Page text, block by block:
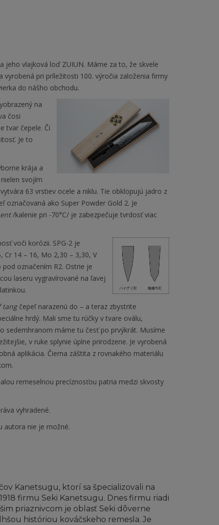
jeho vlajková loď ZUIUN. Máme za to, že skvele
pri príležitosti 100. výročia založenia firmy
do nášho obchodu.
na
čosi
tvar čepele. Či
Je to
krája a
svojím
63 vrstiev ocele a niklu. Tie obklopujú jadro z
ako Super Powder Gold 2. Je
/kalenie pri -70°C/ je zabezpečuje tvrdosť viac
voči korózii. SPG-2 je
Cr 14 – 16, Mo 2,30 – 3,30, V
označením R2. Ostrie je
laseru vygravírované na ľavej
tang čepeľ narazenú do – a teraz zbystrite
hrdý. Mali sme tu rúčky v tvare oválu,
sedemhranom máme tu česť po prvýkrát. Musíme
v ruke splynie úplne prirodzene. Je vyrobená
aplikácia. Čierna záštita z rovnakého materiálu
remeselnou precíznosťou patria medzi skvosty
vyhradené.
autora nie je možné.
Kanetsugu, ktorí sa špecializovali na
firmu Seki Kanetsugu. Dnes firmu riadi
priaznivcom je oblasť Seki dôverne
históriou kováčskeho remesla. Je